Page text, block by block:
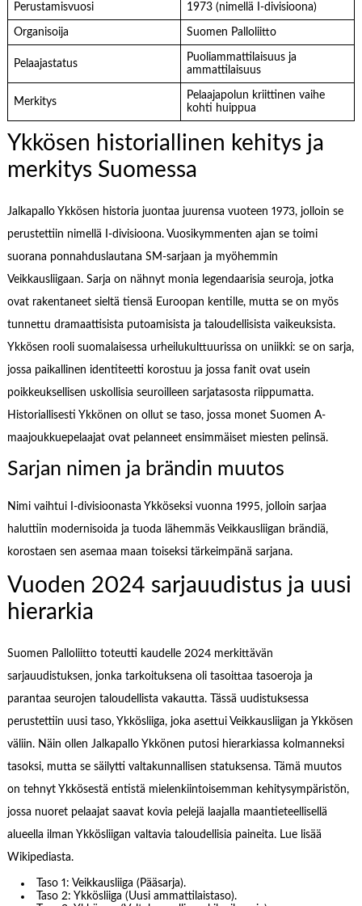
Perustamisvuosi 1973 (nimellä I-divisioona)
Organisoija Suomen Palloliitto
Pelaajastatus
Puoliammattilaisuus ja
ammattilaisuus
Merkitys
Pelaajapolun kriittinen vaihe
kohti huippua
Ykkösen historiallinen kehitys ja
merkitys Suomessa
Jalkapallo Ykkösen historia juontaa juurensa vuoteen 1973, jolloin se
perustettiin nimellä I-divisioona. Vuosikymmenten ajan se toimi
suorana ponnahduslautana SM-sarjaan ja myöhemmin
Veikkausliigaan. Sarja on nähnyt monia legendaarisia seuroja, jotka
ovat rakentaneet sieltä tiensä Euroopan kentille, mutta se on myös
tunnettu dramaattisista putoamisista ja taloudellisista vaikeuksista.
Ykkösen rooli suomalaisessa urheilukulttuurissa on uniikki: se on sarja,
jossa paikallinen identiteetti korostuu ja jossa fanit ovat usein
poikkeuksellisen uskollisia seuroilleen sarjatasosta riippumatta.
Historiallisesti Ykkönen on ollut se taso, jossa monet Suomen A-
maajoukkuepelaajat ovat pelanneet ensimmäiset miesten pelinsä.
Sarjan nimen ja brändin muutos
Nimi vaihtui I-divisioonasta Ykköseksi vuonna 1995, jolloin sarjaa
haluttiin modernisoida ja tuoda lähemmäs Veikkausliigan brändiä,
korostaen sen asemaa maan toiseksi tärkeimpänä sarjana.
Vuoden 2024 sarjauudistus ja uusi
hierarkia
Suomen Palloliitto toteutti kaudelle 2024 merkittävän
sarjauudistuksen, jonka tarkoituksena oli tasoittaa tasoeroja ja
parantaa seurojen taloudellista vakautta. Tässä uudistuksessa
perustettiin uusi taso, Ykkösliiga, joka asettui Veikkausliigan ja Ykkösen
väliin. Näin ollen Jalkapallo Ykkönen putosi hierarkiassa kolmanneksi
tasoksi, mutta se säilytti valtakunnallisen statuksensa. Tämä muutos
on tehnyt Ykkösestä entistä mielenkiintoisemman kehitysympäristön,
jossa nuoret pelaajat saavat kovia pelejä laajalla maantieteellisellä
alueella ilman Ykkösliigan valtavia taloudellisia paineita. Lue lisää
Wikipediasta.
Taso 1: Veikkausliiga (Pääsarja).
Taso 2: Ykkösliiga (Uusi ammattilaistaso).